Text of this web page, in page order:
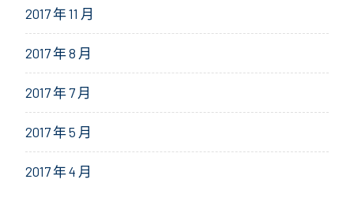
2017 年 11 月
2017 年 8 月
2017 年 7 月
2017 年 5 月
2017 年 4 月